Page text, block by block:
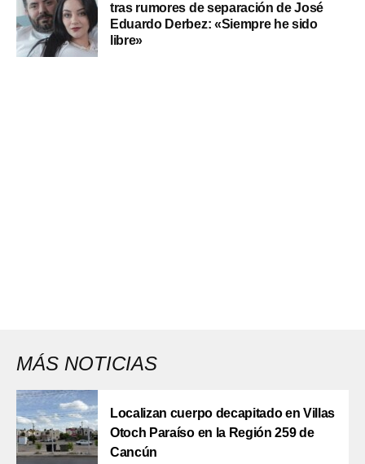
tras rumores de separación de José
Eduardo Derbez: «Siempre he sido
libre»
MÁS NOTICIAS
Localizan cuerpo decapitado en Villas
Otoch Paraíso en la Región 259 de
Cancún